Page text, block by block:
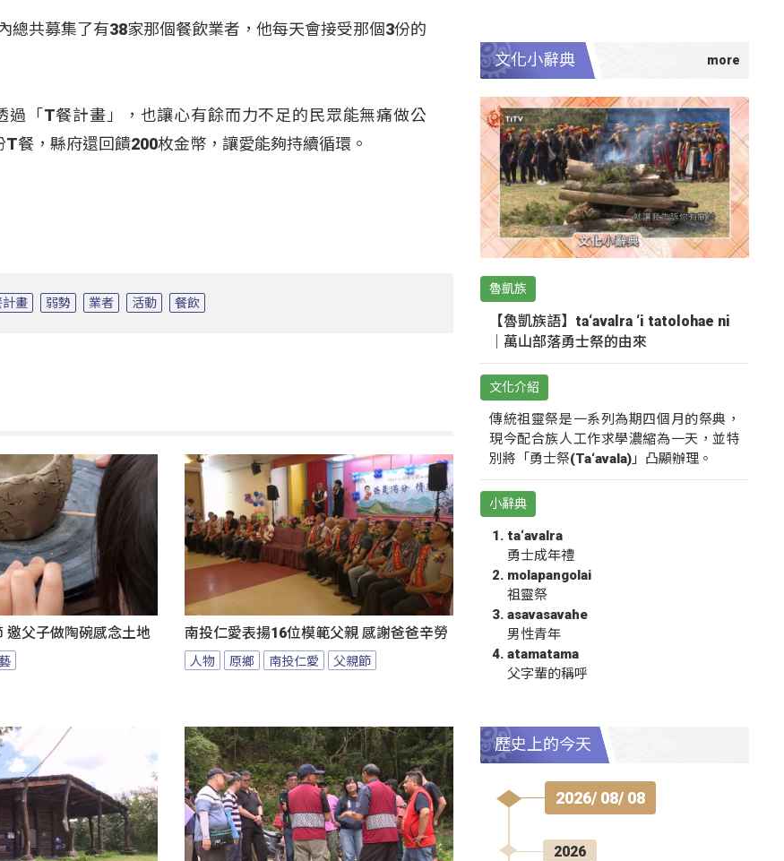
總共募集了有38家那個餐飲業者，他每天會接受那個3份的
過「T餐計畫」，也讓心有餘而力不足的民眾能無痛做公
餐，縣府還回饋200枚金幣，讓愛能夠持續循環。
畫 弱勢 業者 活動 餐飲
邀父子做陶碗感念土地 南投仁愛表揚16位模範父親 感謝爸爸辛勞
人物 原鄉 南投仁愛 父親節
文化小辭典
魯凱族
【魯凱族語】ta‘avalra ‘i tatolohae ni
｜萬山部落勇士祭的由來
文化介紹
傳統祖靈祭是一系列為期四個月的祭典，
現今配合族人工作求學濃縮為一天，並特
別將「勇士祭(Ta‘avala)」凸顯辦理。
小辭典
ta‘avalra
勇士成年禮
molapangolai
祖靈祭
asavasavahe
男性青年
atamatama
父字輩的稱呼
歷史上的今天
2026/ 08/ 08
2026